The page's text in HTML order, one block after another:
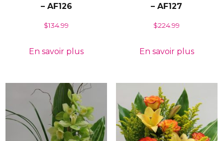
– AF126
$134.99
En savoir plus
– AF127
$224.99
En savoir plus